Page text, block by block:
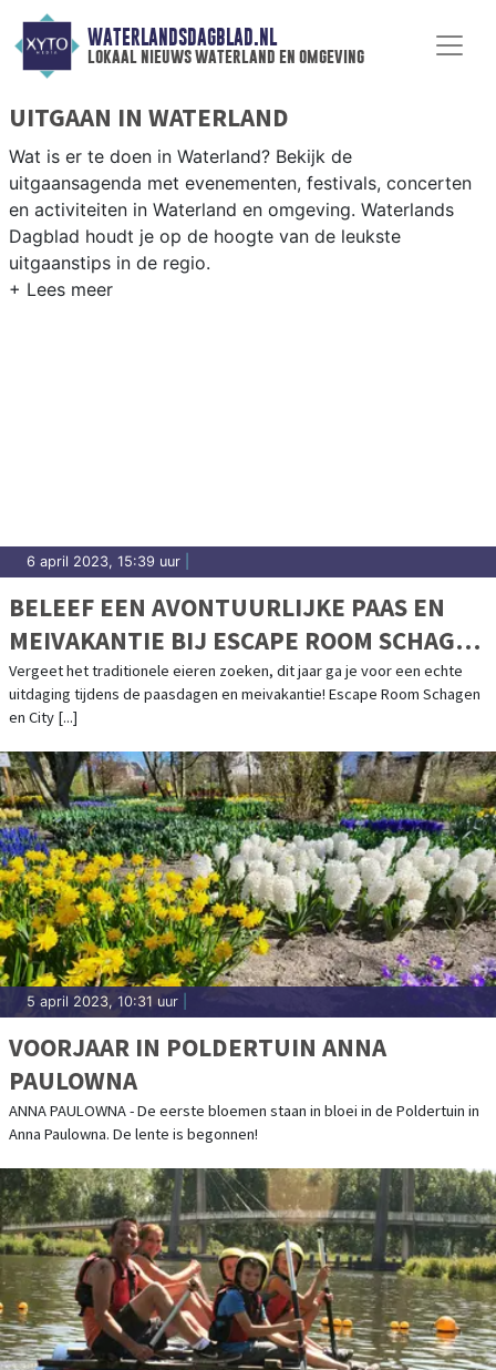
WATERLANDSDAGBLAD.NL
lokaal nieuws waterland en omgeving
UITGAAN IN WATERLAND
Wat is er te doen in Waterland? Bekijk de
uitgaansagenda met evenementen, festivals, concerten
en activiteiten in Waterland en omgeving. Waterlands
Dagblad houdt je op de hoogte van de leukste
uitgaanstips in de regio.
6 april 2023, 15:39 uur
BELEEF EEN AVONTUURLIJKE PAAS EN
MEIVAKANTIE BIJ ESCAPE ROOM SCHAGEN
& CITY ADVENTURES!
Vergeet het traditionele eieren zoeken, dit jaar ga je voor een echte
uitdaging tijdens de paasdagen en meivakantie! Escape Room Schagen
en City [...]
5 april 2023, 10:31 uur
VOORJAAR IN POLDERTUIN ANNA
PAULOWNA
ANNA PAULOWNA - De eerste bloemen staan in bloei in de Poldertuin in
Anna Paulowna. De lente is begonnen!